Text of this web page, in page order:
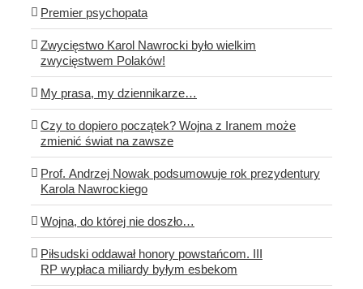
Premier psychopata
Zwycięstwo Karol Nawrocki było wielkim
zwycięstwem Polaków!
My prasa, my dziennikarze…
Czy to dopiero początek? Wojna z Iranem może
zmienić świat na zawsze
Prof. Andrzej Nowak podsumowuje rok prezydentury
Karola Nawrockiego
Wojna, do której nie doszło…
Piłsudski oddawał honory powstańcom. III
RP wypłaca miliardy byłym esbekom